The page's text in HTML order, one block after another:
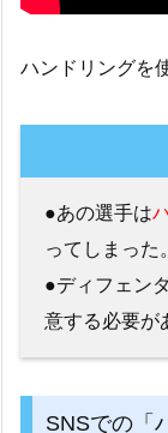
ハンドリングを
●あの選手は
ってしまった。
●ディフェン
意する必要が
SNSでの「